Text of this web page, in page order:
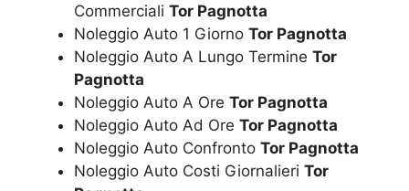
Commerciali Tor Pagnotta
Noleggio Auto 1 Giorno Tor Pagnotta
Noleggio Auto A Lungo Termine Tor
Pagnotta
Noleggio Auto A Ore Tor Pagnotta
Noleggio Auto Ad Ore Tor Pagnotta
Noleggio Auto Confronto Tor Pagnotta
Noleggio Auto Costi Giornalieri Tor